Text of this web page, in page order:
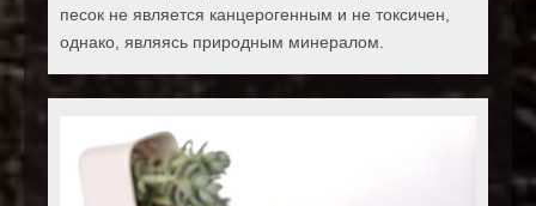
песок не является канцерогенным и не токсичен,
однако, являясь природным минералом.